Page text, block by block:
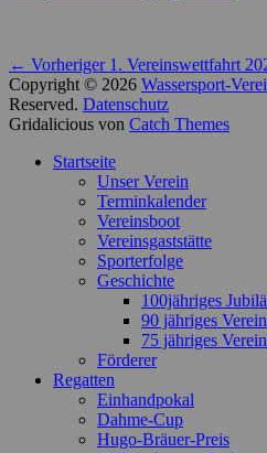
Beitragsnavigation
← Vorheriger Vorheriger
Beitrag:
1. Vereinswettfahrt
Copyright © 2026 Wassersport-
Reserved. Datenschutz
Gridalicious von Catch Themes
oben
Startseite
Unser Verein
Terminkalender
Vereinsboot
Vereinsgaststätte
Sporterfolge
Geschichte
100jähriges
90 jähriges
75 jähriges
Förderer
Regatten
Einhandpokal
Dahme-Cup
Hugo-Bräuer-Preis